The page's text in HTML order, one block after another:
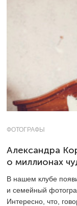
ФОТОГРАФЫ
Александра
о миллионах
В нашем клубе
и семейный
Интересно, что,